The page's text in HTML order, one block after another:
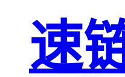
速